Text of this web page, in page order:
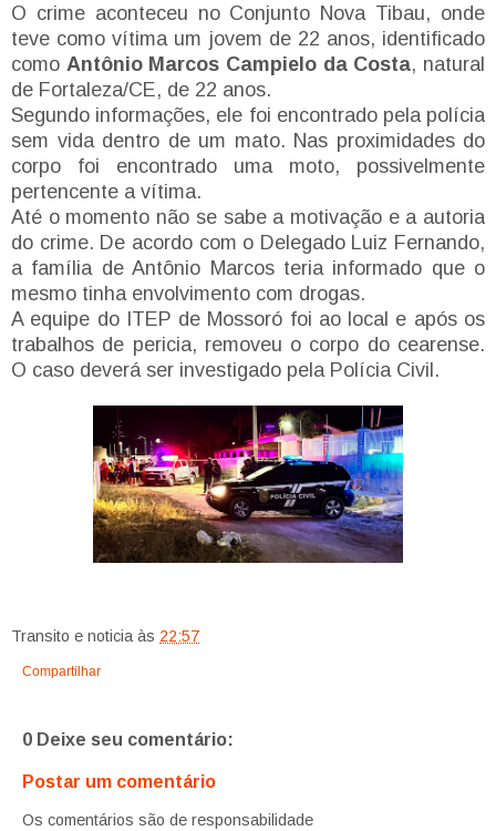
O crime aconteceu no Conjunto Nova Tibau, onde
teve como vítima um jovem de 22 anos, identificado
como Antônio Marcos Campielo da Costa, natural
de Fortaleza/CE, de 22 anos.
Segundo informações, ele foi encontrado pela polícia
sem vida dentro de um mato. Nas proximidades do
corpo foi encontrado uma moto, possivelmente
pertencente a vítima.
Até o momento não se sabe a motivação e a autoria
do crime. De acordo com o Delegado Luiz Fernando,
a família de Antônio Marcos teria informado que o
mesmo tinha envolvimento com drogas.
A equipe do ITEP de Mossoró foi ao local e após os
trabalhos de pericia, removeu o corpo do cearense.
O caso deverá ser investigado pela Polícia Civil.
Transito e noticia às 22:57
Compartilhar
0 Deixe seu comentário:
Postar um comentário
Os comentários são de responsabilidade